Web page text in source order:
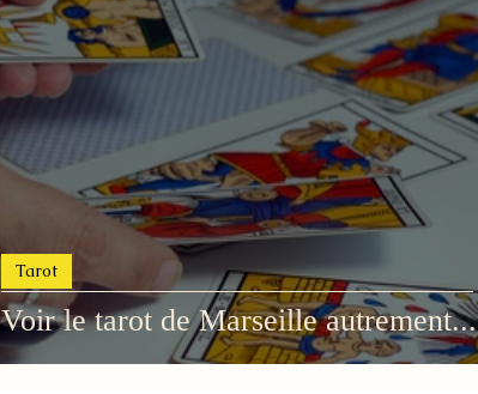
Voir le tarot de Marseille autrement...
Tarot